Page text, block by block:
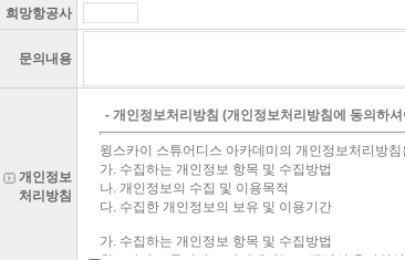
희망항공사
문의내용
개인정보
처리방침